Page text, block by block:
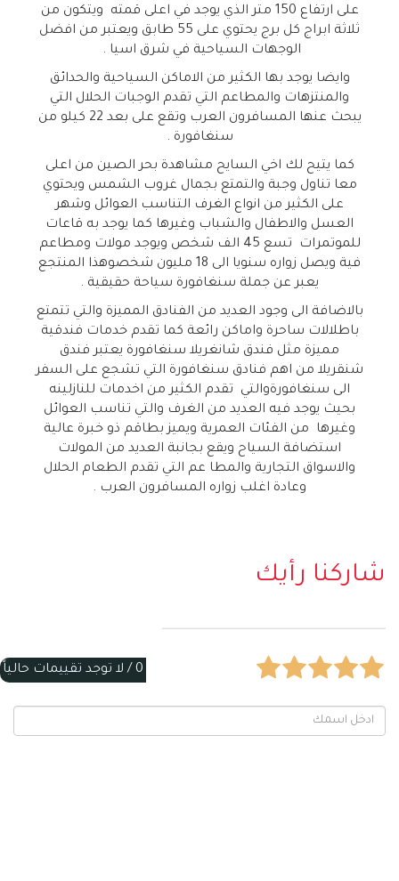
على ارتفاع 150 متر الذي يوجد في اعلى قمته ويتكون من
ثلاثة ابراج كل برج يحتوي على 55 طابق ويعتبر من افضل
الوجهات السياحية في شرق اسيا .
وايضا يوجد بها الكثير من الاماكن السياحية والحدائق
والمنتزهات والمطاعم التي تقدم الوجبات الحلال التي
يبحث عنها المسافرون العرب وتقع على بعد 22 كيلو من
سنغافورة .
كما يتيح لك اخي السايح مشاهدة بحر الصين من اعلى
معا تناول وجبة والتمتع بجمال غروب الشمس ويحتوي
على الكثير من انواع الغرف التناسب العوائل وشهر
العسل والاطفال والشباب وغيرها كما يوجد به قاعات
للموتمرات تسع 45 الف شخص ويوجد مولات ومطاعم
فية ويصل زواره سنويا الى 18 مليون شخصوهذا المنتجع
يعبر عن جملة سنغافورة سياحة حقيقية .
بالاضافة الى وجود العديد من الفنادق المميزة والتي تتمتع
باطلالات ساحرة واماكن رائعة كما تقدم خدمات فندقية
مميزة مثل فندق شانغريلا سنغافورة يعتبر فندق
شنقريلا من اهم فنادق سنغافورة التي تشجع على السفر
الى سنغافورةوالتي تقدم الكثير من اخدمات للنازلينه
بحيث يوجد فيه العديد من الغرف والتي تناسب العوائل
وغيرها من الفئات العمرية ويميز بطاقم ذو خبرة عالية
استضافة السياح ويقع بجانبة العديد من المولات
والاسواق التجارية والمطا عم التي تقدم الطعام الحلال
وعادة اغلب زواره المسافرون العرب .
شاركنا رأيك
0 / لا توجد تقييمات حالياً